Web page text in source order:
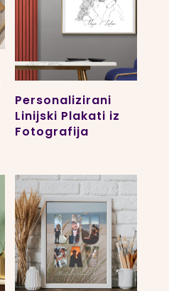
Personalizirani
Linijski Plakati iz
Fotografija